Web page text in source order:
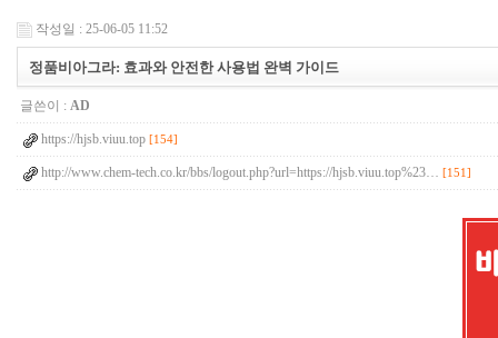
작성일 : 25-06-05 11:52
정품비아그라: 효과와 안전한 사용법 완벽 가이드
글쓴이 : AD
https://hjsb.viuu.top [154]
http://www.chem-tech.co.kr/bbs/logout.php?url=https://hjsb.viuu.top%23… [151]